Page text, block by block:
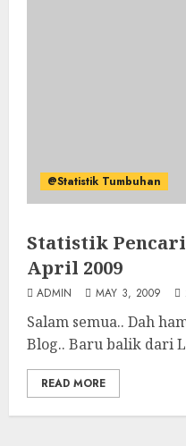
@Statistik Tumbuhan
Statistik
April 2009
ADMIN MAY 3, 2009
Salam semua.. Dah
Blog.. Baru balik dari
READ MORE